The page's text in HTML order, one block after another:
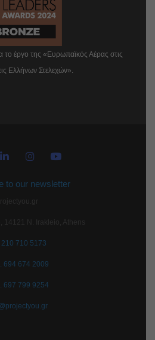
το έργο της «Ευρωπαϊκός Αέρας στις
Ελλήνων Στελεχών».
to our newsletter
14121 N. Irakleio, Athens
210 710 5173
694 674 2009
697 799 9254